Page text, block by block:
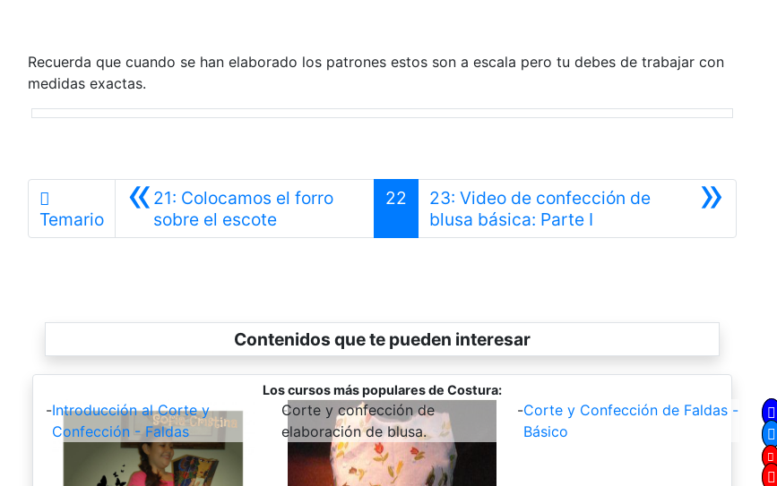
Recuerda que cuando se han elaborado los patrones estos son a escala pero tu debes de trabajar con
medidas exactas.
Temario «21: Colocamos el forro
sobre el escoteAnterior
22 »
23: Video de confección de
blusa básica: Parte ISiguiente
Contenidos que te pueden interesar
Los cursos más populares de Costura:
-Introducción al Corte y
Confección - Faldas
-
Corte y confección de
elaboración de blusa.
-Corte y Confección de Faldas -
Básico